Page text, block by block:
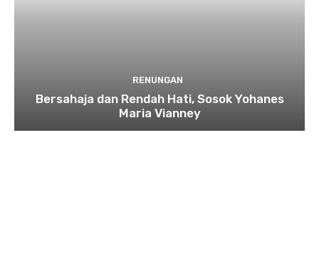
RENUNGAN
Bersahaja dan Rendah Hati, Sosok Yohanes
Maria Vianney